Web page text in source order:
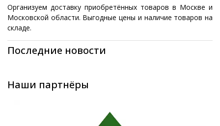
Организуем доставку приобретённых товаров в Москве и
Московской области. Выгодные цены и наличие товаров на
складе.
Последние новости
Наши партнёры